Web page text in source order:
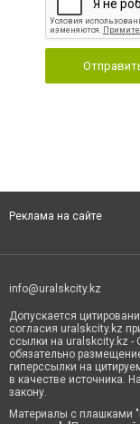
Реклама на сайте
info@uralskcity.kz
Допускается
согласия uralskcity.kz
ссылки на uralskcity.kz -
обязательно
гиперссылки на
в качестве источника.
закону.
Материалы с плашками